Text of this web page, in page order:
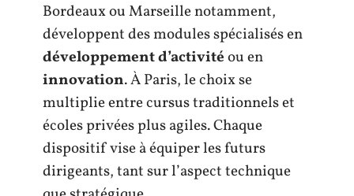
Bordeaux ou Marseille notamment,
développent des modules spécialisés en
développement d’activitéou en
innovation. À Paris, le choix se
multiplie entre cursus traditionnels et
écoles privées plus agiles. Chaque
dispositif vise à équiper les futurs
dirigeants, tant sur l’aspect technique